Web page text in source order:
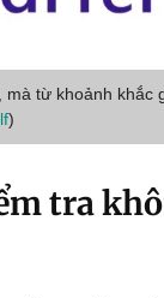
từ khoảnh khắc
)
tra